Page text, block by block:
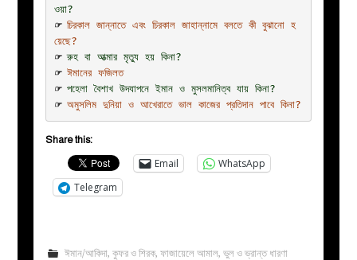
ওয়া?
☞ চিরকাল জান্নাতে এবং চিরকাল জাহান্নামে বলতে কী বুঝানো হ
য়েছে?
☞ রুহ বা আত্মার মৃত্যু হয় কিনা?
☞ ঈমানের ফজিলত
☞ পহেলা বৈশাখ উদযাপনে ইমান ও মুসলমানিত্ব যায় কিনা?
☞ অমুসলিম দুনিয়া ও আখেরাতে ভাল কাজের প্রতিদান পাবে কিনা?
Share this:
Email
WhatsApp
Telegram
ঈমান/আকিদা, কুফর ও শিরক, ফাজায়েলে আমাল, ভুল ও ভ্রান্ত ধারণা